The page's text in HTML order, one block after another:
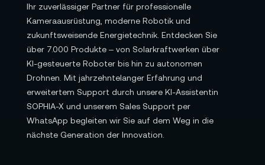
Ihr zuverlässiger Partner für professionelle
Kameraausrüstung, moderne Robotik und
zukunftsweisende Energietechnik. Entdecken Sie
über 7.000 Produkte – von Solarkraftwerken über
KI-gesteuerte Roboter bis hin zu autonomen
Drohnen. Mit jahrzehntelanger Erfahrung und
erweitertem Support durch unsere KI-Assistentin
SOPHIA-X und unserem Sales Support per
WhatsApp begleiten wir Sie auf dem Weg in die
nächste Generation der Innovation.